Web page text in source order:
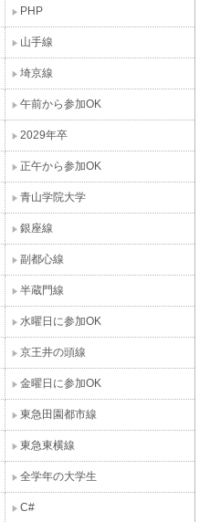
PHP
山手線
埼京線
午前から参加OK
2029年卒
正午から参加OK
青山学院大学
銀座線
副都心線
半蔵門線
水曜日に参加OK
京王井の頭線
金曜日に参加OK
東急田園都市線
東急東横線
全学年の大学生
C#